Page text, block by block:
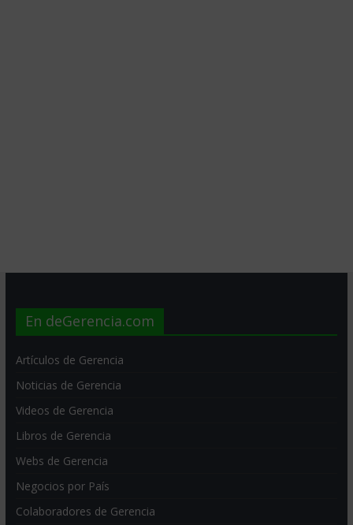
En deGerencia.com
Artículos de Gerencia
Noticias de Gerencia
Videos de Gerencia
Libros de Gerencia
Webs de Gerencia
Negocios por País
Colaboradores de Gerencia